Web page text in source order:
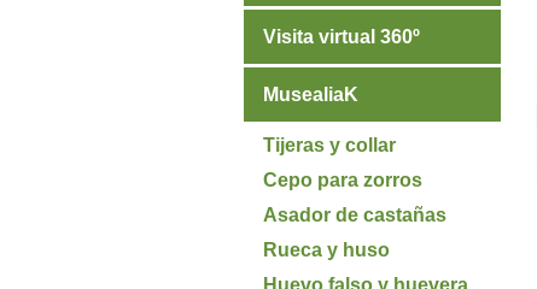
Visita virtual 360º
MusealiaK
Tijeras y collar
Cepo para zorros
Asador de castañas
Rueca y huso
Huevo falso y huevera